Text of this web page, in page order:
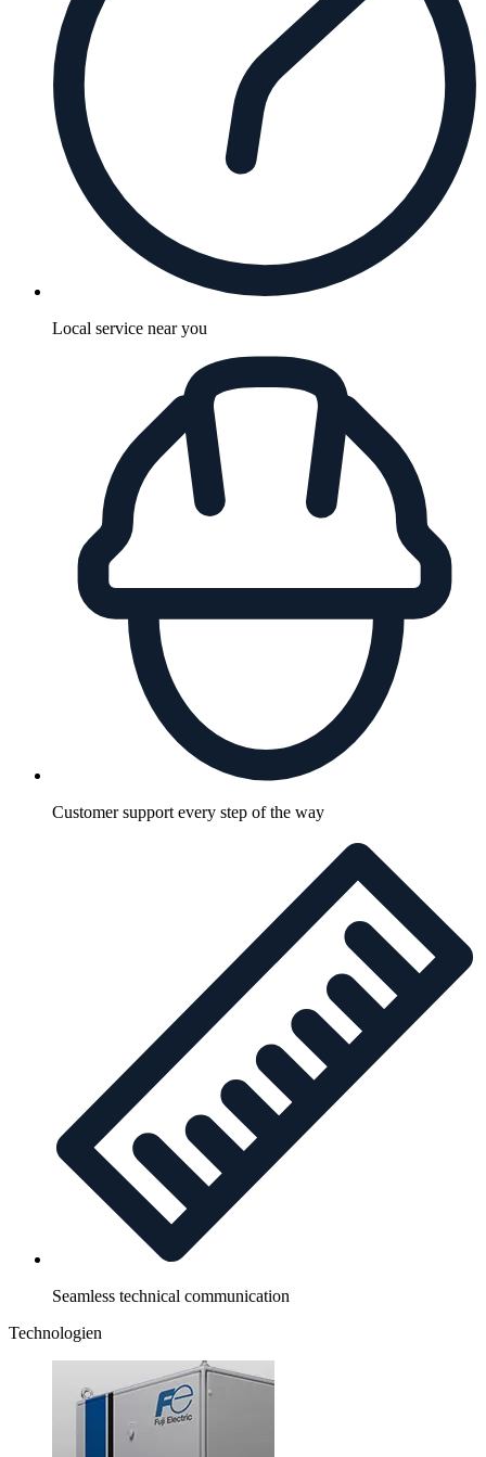
Local service near you
Customer support every step of the way
Seamless technical communication
Technologien